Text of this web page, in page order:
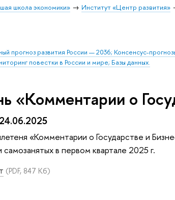
школа экономики» Институт «Центр развития»
прогноз развития России — 2036; Консенсус-
повестки в России и мире; Базы данных.
«Комментарии о
«Комментарии о Государстве и
в первом квартале 2025 г.
(PDF, 847 Кб)